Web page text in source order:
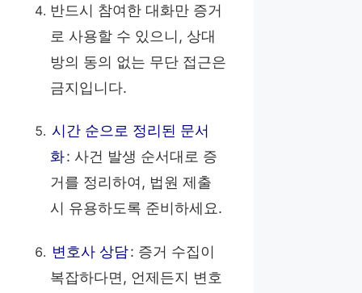
반드시 참여한 대화만 증거
로 사용할 수 있으니, 상대
방의 동의 없는 무단 접근은
금지입니다.
시간 순으로 정리된 문서
화: 사건 발생 순서대로 증
거를 정리하여, 법원 제출
시 유용하도록 준비하세요.
변호사 상담: 증거 수집이
복잡하다면, 언제든지 변호